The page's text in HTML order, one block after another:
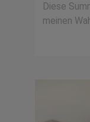
Diese
meinen